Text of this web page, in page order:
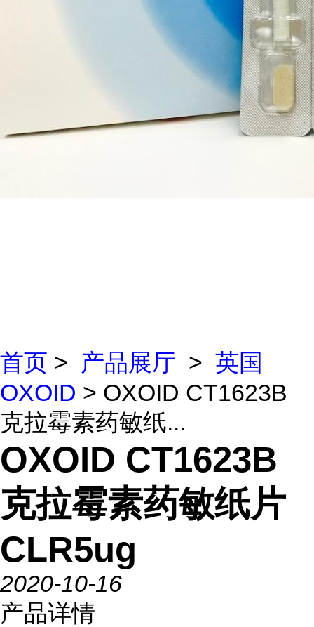
首页 > 产品展厅 > 英国
OXOID > OXOID CT1623B
克拉霉素药敏纸...
OXOID CT1623B
克拉霉素药敏纸片
CLR5ug
2020-10-16
产品详情